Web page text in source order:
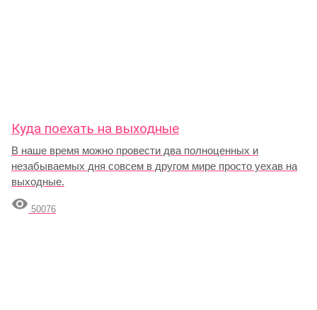
Куда поехать на выходные
В наше время можно провести два полноценных и
незабываемых дня совсем в другом мире просто уехав на
выходные.
 50076